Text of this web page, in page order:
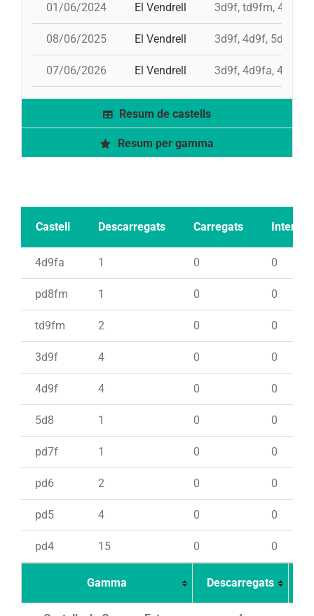
01/06/2024 El Vendrell 3d9f, td9fm, 4d9f,
08/06/2025 El Vendrell 3d9f, 4d9f, 5d8,
07/06/2026 El Vendrell 3d9f, 4d9fa, 4d9f,
Resum de castells
Resum per gamma
Castell Descarregats Carregats Intents
4d9fa 1 0 0
pd8fm 1 0 0
td9fm 2 0 0
3d9f 4 0 0
4d9f 4 0 0
5d8 1 0 0
pd7f 1 0 0
pd6 2 0 0
pd5 4 0 0
pd4 15 0 0
Gamma Descarregats